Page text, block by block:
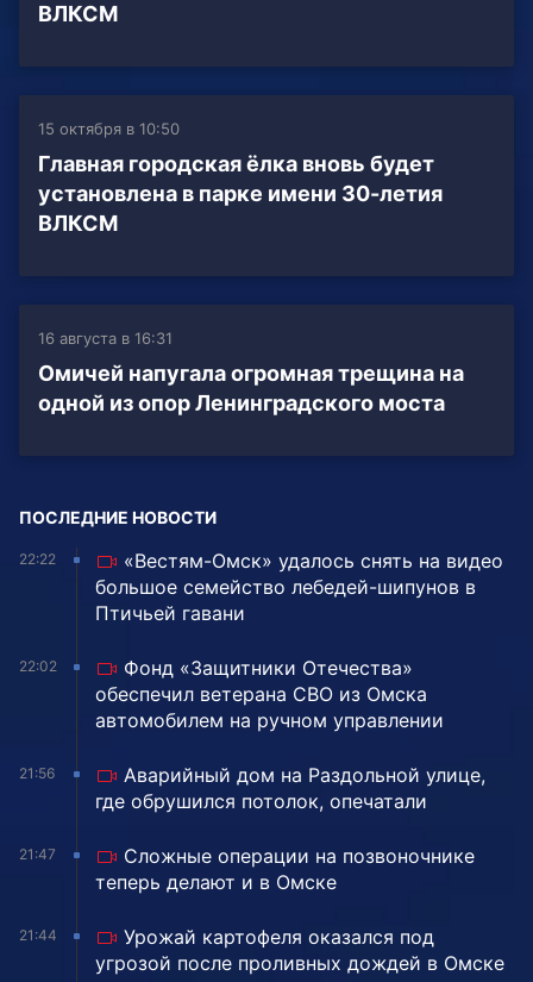
ВЛКСМ
15 октября в 10:50
Главная городская ёлка вновь будет
установлена в парке имени 30-летия
ВЛКСМ
16 августа в 16:31
Омичей напугала огромная трещина на
одной из опор Ленинградского моста
ПОСЛЕДНИЕ НОВОСТИ
22:22
«Вестям-Омск» удалось снять на видео
большое семейство лебедей-шипунов в
Птичьей гавани
22:02
Фонд «Защитники Отечества»
обеспечил ветерана СВО из Омска
автомобилем на ручном управлении
21:56
Аварийный дом на Раздольной улице,
где обрушился потолок, опечатали
21:47
Сложные операции на позвоночнике
теперь делают и в Омске
21:44
Урожай картофеля оказался под
угрозой после проливных дождей в Омске